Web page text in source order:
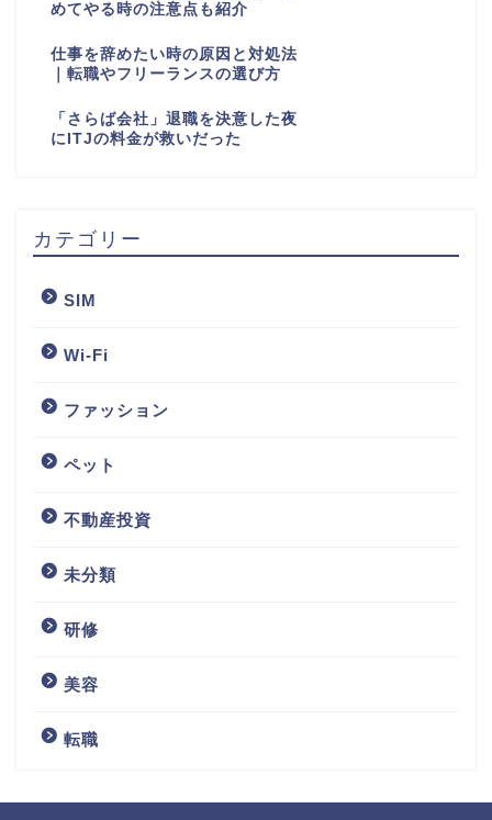
めてやる時の注意点も紹介
仕事を辞めたい時の原因と対処法
｜転職やフリーランスの選び方
「さらば会社」退職を決意した夜
にITJの料金が救いだった
カテゴリー
SIM
Wi-Fi
ファッション
ペット
不動産投資
未分類
研修
美容
転職